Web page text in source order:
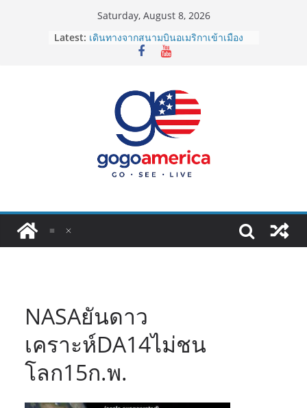
Saturday, August 8, 2026
Latest: เดินทางจากสนามบินอเมริกาเข้าเมือง
2026: LAX, JFK, SFO ไปยังไงดี?
ประเทศต้องรู้
ซิมการ์ดอเมริกา 2026: ใช้ยี่ห้อไหนดี
ที่สุด? เปรียบเทียบครบจบในบทความ
โอนเงินจากอเมริกากลับไทย ใช้วิธีไหน
ประหยัดและคุ้มที่สุดในปี 2026?
VPN สำหรับใช้ในอเมริกา 2026: ตัว
NASAยันดาว
เคราะห์DA14ไม่ชน
โลก15ก.พ.